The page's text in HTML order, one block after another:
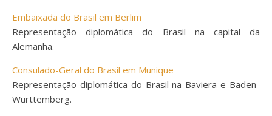
Embaixada do Brasil em Berlim
Representação diplomática do Brasil na capital da
Alemanha.
Consulado-Geral do Brasil em Munique
Representação diplomática do Brasil na Baviera e Baden-
Württemberg.